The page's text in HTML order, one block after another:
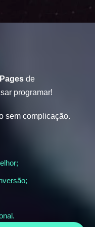
de
programar!
sem complicação.